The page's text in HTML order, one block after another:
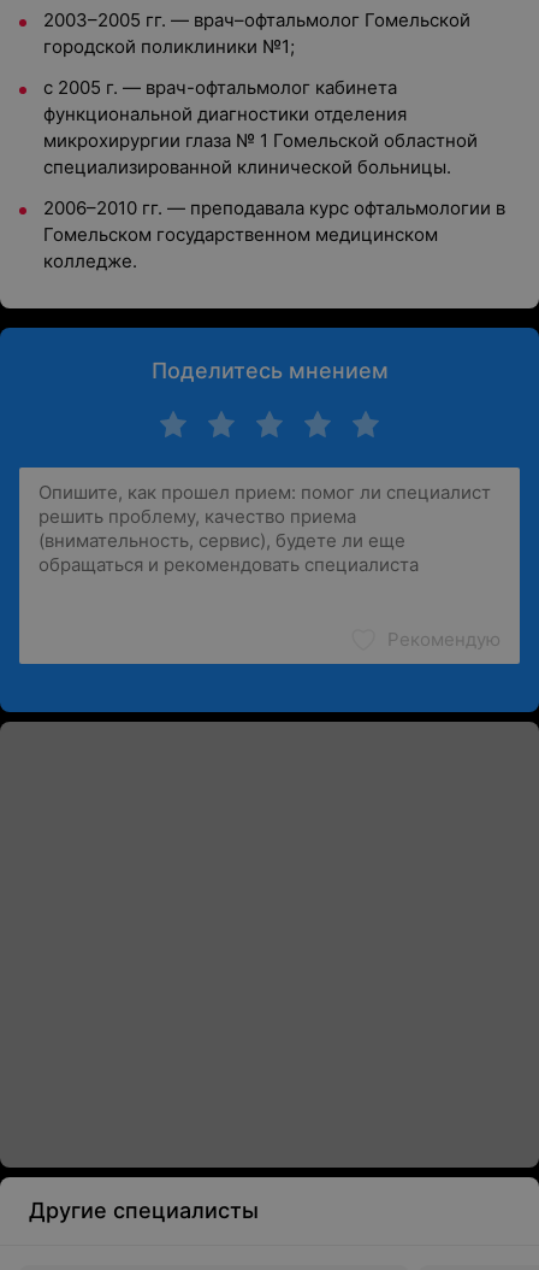
2003–2005 гг. — врач–офтальмолог Гомельской
городской поликлиники №1;
с 2005 г. — врач-офтальмолог кабинета
функциональной диагностики отделения
микрохирургии глаза № 1 Гомельской областной
специализированной клинической больницы.
2006–2010 гг. — преподавала курс офтальмологии в
Гомельском государственном медицинском
колледже.
Поделитесь мнением
Рекомендую
Другие специалисты